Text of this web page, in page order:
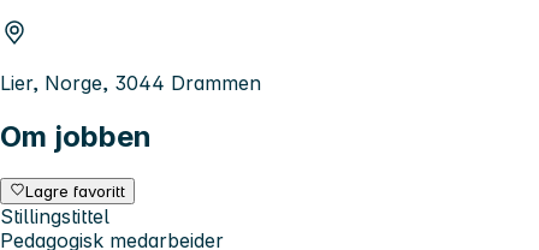
Lier, Norge, 3044 Drammen
Om jobben
Lagre favoritt
Stillingstittel
Pedagogisk medarbeider